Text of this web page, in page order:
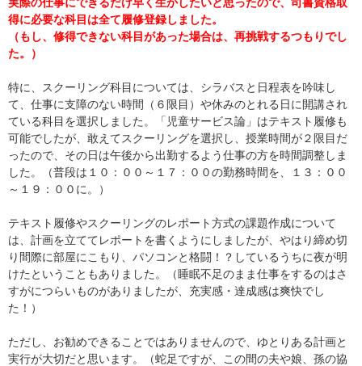
実際の仕事にできるだけ早く生かしたいと思ったので、司書資格取
得に必要な科目は全て履修登録しました。
（もし、修得できない科目があった場合は、再挑戦するつもりでし
た。）
特に、スクーリング科目については、シラバスと日程表を吟味し
て、仕事に支障のない時間（６限目）や休みのとれる日に開講され
ている科目を選択しました。「児童サービス論」はテキスト履修も
可能でしたが、敢えてスクーリングを選択し、授業時間が２限目だ
ったので、その日は午後から出勤するよう仕事の方を時間調整しま
した。（普段は１０：００～１７：００の勤務時間を、１３：００
～１９：００に。）
テキスト履修やスクーリングのレポート方式の課題作成について
は、計画を立ててレポートを書くようにしましたが、やはり締め切
り間際に部屋にこもり、パソコンと格闘！？しているうちに夜が明
けたということもありました。（睡眠不足のまま仕事をするのはさ
すがにつらいものがありましたが、充実感・達成感は爽快でし
た！）
ただし、お勧めできることではありませんので、ゆとりある計画と
実行が大切だと思います。（蛇足ですが、この間の夫や娘、孫の協